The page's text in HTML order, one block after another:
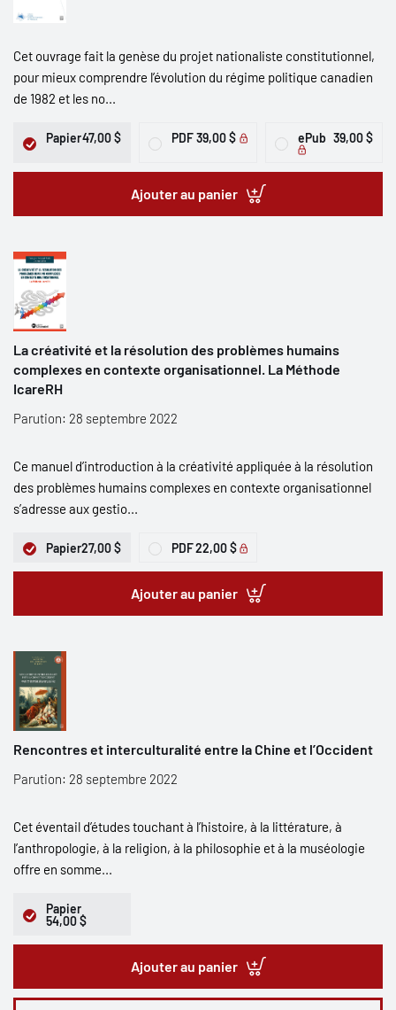
Cet ouvrage fait la genèse du projet nationaliste constitutionnel,
pour mieux comprendre l’évolution du régime politique canadien
de 1982 et les no...
Papier47,00 $ PDF 39,00 $ ePub 39,00 $
Ajouter au panier
La créativité et la résolution des problèmes humains
complexes en contexte organisationnel. La Méthode
IcareRH
Parution: 28 septembre 2022
Ce manuel d’introduction à la créativité appliquée à la résolution
des problèmes humains complexes en contexte organisationnel
s’adresse aux gestio...
Papier27,00 $ PDF22,00 $
Ajouter au panier
Rencontres et interculturalité entre la Chine et l’Occident
Parution: 28 septembre 2022
Cet éventail d’études touchant à l’histoire, à la littérature, à
l’anthropologie, à la religion, à la philosophie et à la muséologie
offre en somme...
Papier
54,00 $
Ajouter au panier